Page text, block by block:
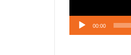
00:00